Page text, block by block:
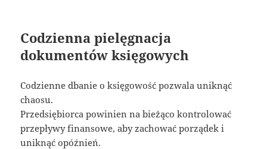
Codzienna pielęgnacja
dokumentów księgowych
Codzienne dbanie o księgowość pozwala uniknąć
chaosu.
Przedsiębiorca powinien na bieżąco kontrolować
przepływy finansowe, aby zachować porządek i
uniknąć opóźnień.